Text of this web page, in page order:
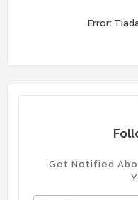
Error:
Get Notified